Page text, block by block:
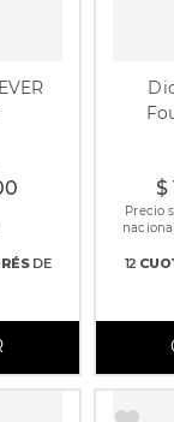
DE
$
Precio
12